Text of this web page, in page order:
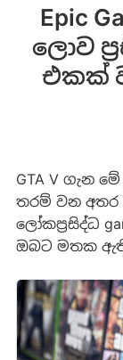
Epic
ලොව
එකක්
GTA V ගැන
තරම් වන අතර
ලෝකප්‍රසිද්ධ
ඔබට මතක